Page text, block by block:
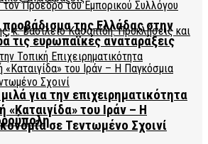
για την επιχειρηματικότητα
της Ελλάδας στην
τις ευρωπαϊκές αναταράξεις
«Καταιγίδα» του Ιράν – Η
σε Τεντωμένο Σχοινί